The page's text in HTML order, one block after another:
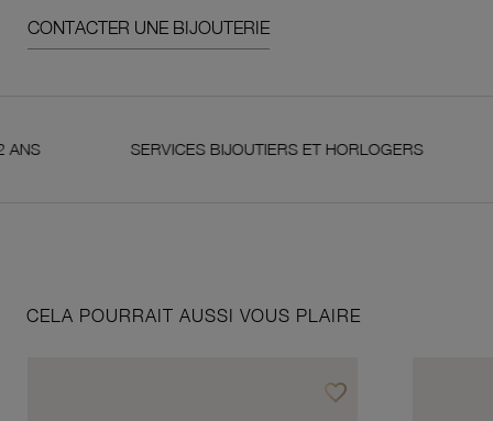
CONTACTER UNE BIJOUTERIE
SERVICES BIJOUTIERS ET HORLOGERS
CELA POURRAIT AUSSI VOUS PLAIRE
favorite_borderAjouter à vos favoris